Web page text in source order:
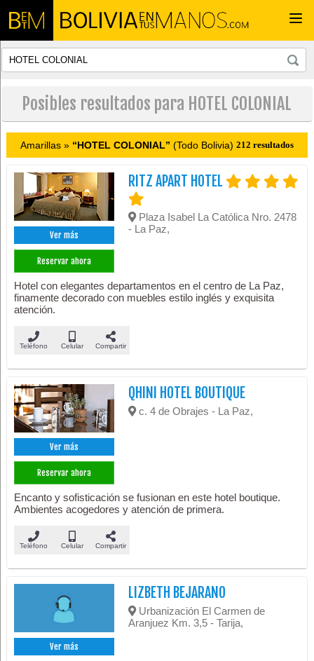
Posibles resultados para HOTEL COLONIAL
Amarillas » “HOTEL COLONIAL” (Todo Bolivia) 212 resultados
Ver más
Reservar ahora
RITZ APART HOTEL
Plaza Isabel La Católica Nro. 2478
- La Paz,
Hotel con elegantes departamentos en el centro de La Paz,
finamente decorado con muebles estilo inglés y exquisita
atención.
Teléfono Celular Compartir
Ver más
Reservar ahora
QHINI HOTEL BOUTIQUE
c. 4 de Obrajes - La Paz,
Encanto y sofisticación se fusionan en este hotel boutique.
Ambientes acogedores y atención de primera.
Teléfono Celular Compartir
Ver más
LIZBETH BEJARANO
Urbanización El Carmen de
Aranjuez Km. 3,5 - Tarija,